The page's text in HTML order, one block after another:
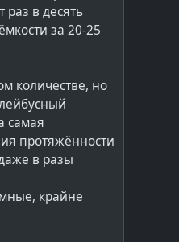
в десять
за 20-25
количестве, но
самая
протяжённости
в разы
крайне